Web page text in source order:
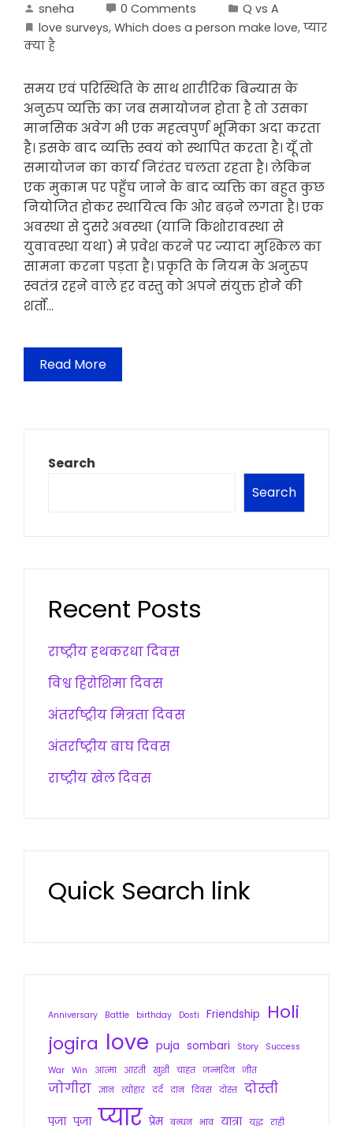
sneha 0 Comments
Q vs A
love surveys, Which does a person make love, प्यार
क्या है
समय एवं परिस्थिति के साथ शारीरिक बिन्यास के
अनुरुप व्यक्ति का जब समायोजन होता है तो उसका
मानसिक अवेग भी एक महत्वपुर्ण भूमिका अदा करता
है। इसके बाद व्यक्ति स्वयं को स्थापित करता है। यूँ तो
समायोजन का कार्य निरंतर चलता रहता है। लेकिन
एक मुकाम पर पहुँच जाने के बाद व्यक्ति का बहुत कुछ
नियोजित होकर स्थायित्व कि ओर बढ़ने लगता है। एक
अवस्था से दुसरे अवस्था (यानि किशोरावस्था से
युवावस्था यथा) मे प्रवेश करने पर ज्यादा मुश्किल का
सामना करना पड़ता है। प्रकृति के नियम के अनुरुप
स्वतंत्र रहने वाले हर वस्तु को अपने संयुक्त होने की
शर्तों…
Read More
Search
Search
Recent Posts
राष्ट्रीय हथकरधा दिवस
विश्व हिरोशिमा दिवस
अंतर्राष्ट्रीय मित्रता दिवस
अंतर्राष्ट्रीय बाघ दिवस
राष्ट्रीय खेल दिवस
Quick Search link
Anniversary Battle birthday Dosti Friendship
Holi
jogira love puja sombari Story
Success
War Win आत्मा आरती खुशी चाहत जन्मदिन जीत
जोगीरा ज्ञान त्योहार दर्द दान दिवस दोस्त दोस्ती
पुजा पूजा प्यार प्रेम बन्धन भाव यात्रा युद्ध राही